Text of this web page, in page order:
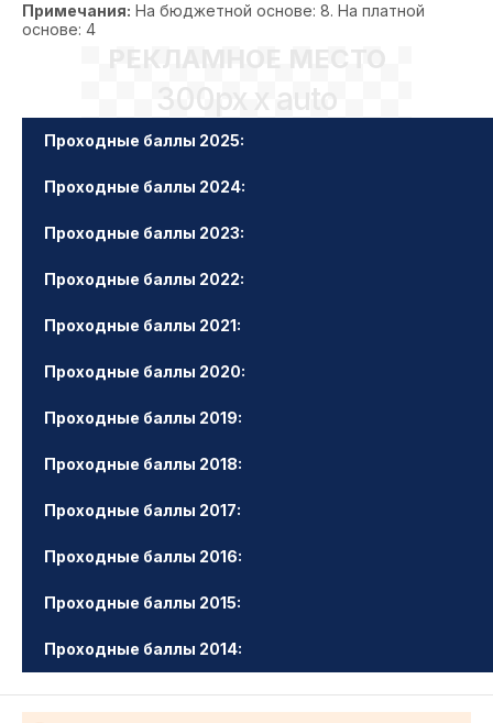
Примечания: На бюджетной основе: 8. На платной
основе: 4
РЕКЛАМНОЕ МЕСТО
300px x auto
Проходные баллы 2025:
Проходные баллы 2024:
Проходные баллы 2023:
Проходные баллы 2022:
Проходные баллы 2021:
Проходные баллы 2020:
Проходные баллы 2019:
Проходные баллы 2018:
Проходные баллы 2017:
Проходные баллы 2016:
Проходные баллы 2015:
Проходные баллы 2014: